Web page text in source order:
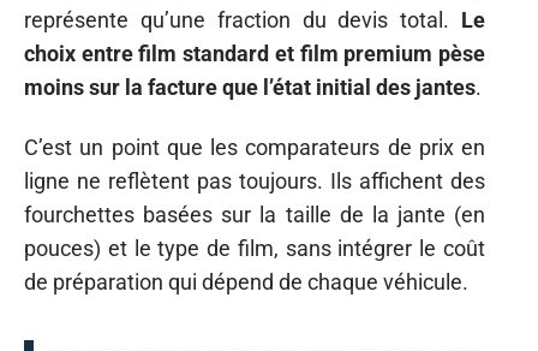
représente qu’une fraction du devis total. Le
choix entre film standard et film premium pèse
moins sur la facture que l’état initial des jantes.
C’est un point que les comparateurs de prix en
ligne ne reflètent pas toujours. Ils affichent des
fourchettes basées sur la taille de la jante (en
pouces) et le type de film, sans intégrer le coût
de préparation qui dépend de chaque véhicule.